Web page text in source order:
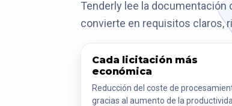
Tenderly lee la documentación
convierte en requisitos claros,
Cada licitación más
económica
Reducción del coste de
gracias al aumento de la